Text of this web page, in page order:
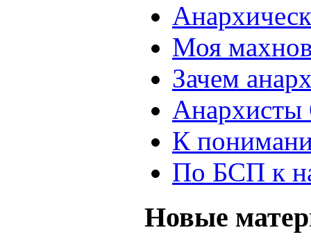
Моя
Зачем
Анархисты
К
По БСП к
Новые